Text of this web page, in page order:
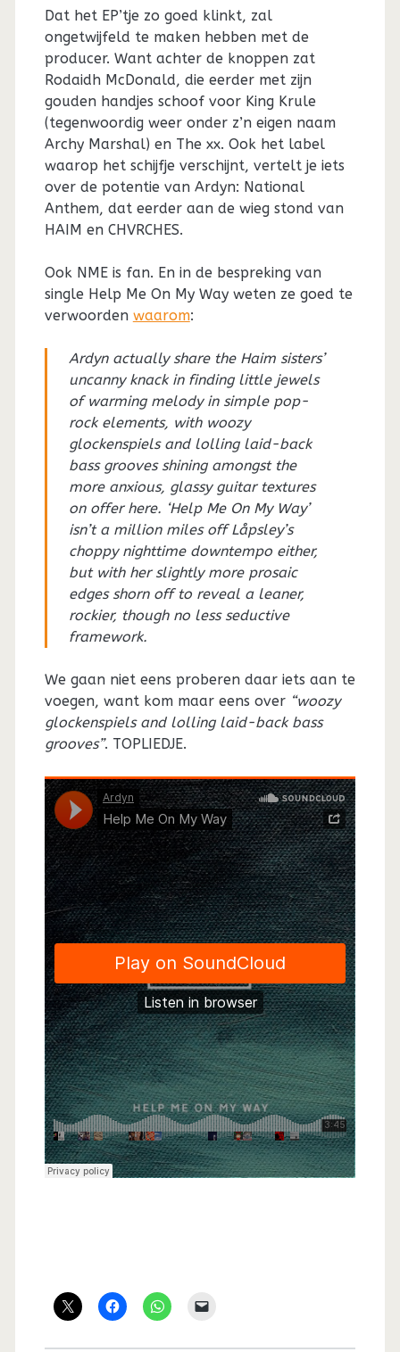
Dat het EP’tje zo goed klinkt, zal
ongetwijfeld te maken hebben met de
producer. Want achter de knoppen zat
Rodaidh McDonald, die eerder met zijn
gouden handjes schoof voor King Krule
(tegenwoordig weer onder z’n eigen naam
Archy Marshal) en The xx. Ook het label
waarop het schijfje verschijnt, vertelt je iets
over de potentie van Ardyn: National
Anthem, dat eerder aan de wieg stond van
HAIM en CHVRCHES.
Ook NME is fan. En in de bespreking van
single Help Me On My Way weten ze goed te
verwoorden waarom:
Ardyn actually share the Haim sisters’
uncanny knack in finding little jewels
of warming melody in simple pop-
rock elements, with woozy
glockenspiels and lolling laid-back
bass grooves shining amongst the
more anxious, glassy guitar textures
on offer here. ‘Help Me On My Way’
isn’t a million miles off Låpsley’s
choppy nighttime downtempo either,
but with her slightly more prosaic
edges shorn off to reveal a leaner,
rockier, though no less seductive
framework.
We gaan niet eens proberen daar iets aan te
voegen, want kom maar eens over “woozy
glockenspiels and lolling laid-back bass
grooves”. TOPLIEDJE.